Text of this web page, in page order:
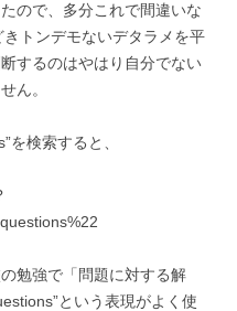
ので、多分これで間違いな
トンデモないデタラメを平
するのはやはり自分でない
ん。
を検索すると、
勉強で「問題に対する解
という表現がよく使